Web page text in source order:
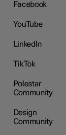
Facebook
YouTube
LinkedIn
TikTok
Polestar
Community
Design
Community